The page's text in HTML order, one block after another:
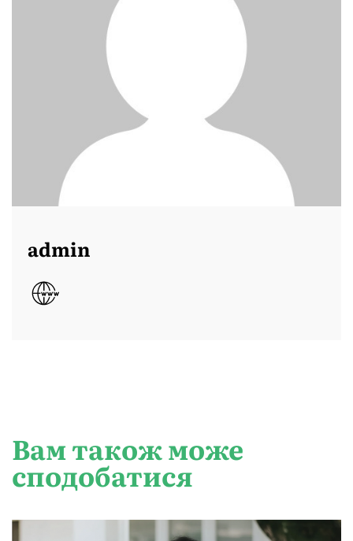
admin
Вам також може
сподобатися